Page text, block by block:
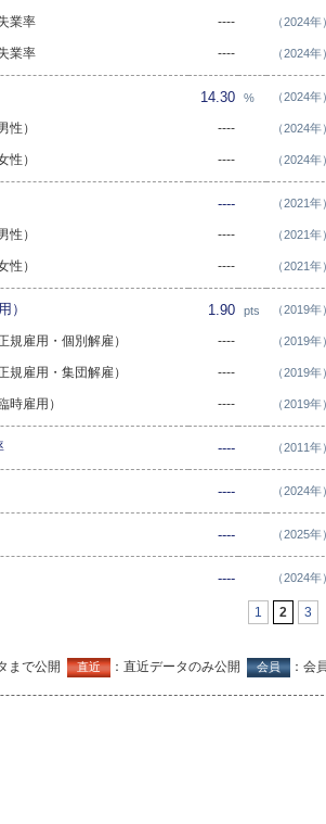
業率 ---- （2024年）
業率 ---- （2024年）
14.30 % （2024年）
性） ---- （2024年）
性） ---- （2024年）
---- （2021年）
性） ---- （2021年）
性） ---- （2021年）
） 1.90 pts （2019年）
規雇用・個別解雇） ---- （2019年）
規雇用・集団解雇） ---- （2019年）
時雇用） ---- （2019年）
---- （2011年）
---- （2024年）
---- （2025年）
---- （2024年）
1 2 3
まで公開 直近 ：直近データのみ公開 会員 ：会